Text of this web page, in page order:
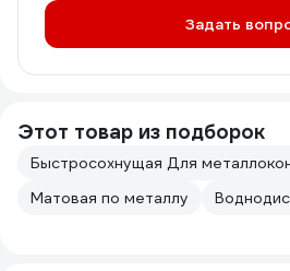
Задать
Этот товар из подборок
Быстросохнущая Для
Матовая по металлу